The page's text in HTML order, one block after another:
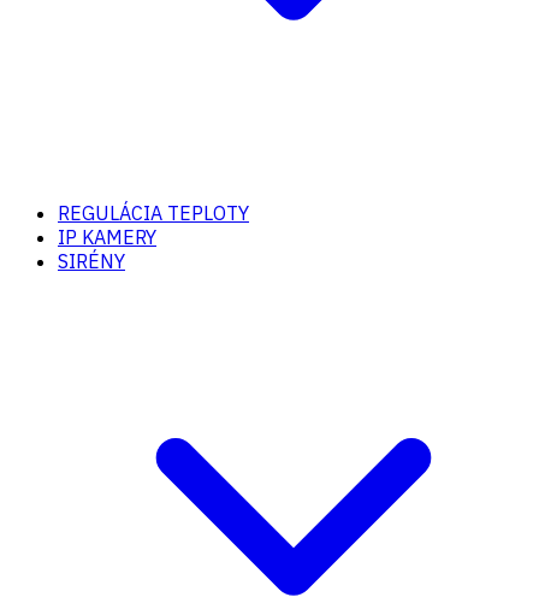
REGULÁCIA TEPLOTY
IP KAMERY
SIRÉNY